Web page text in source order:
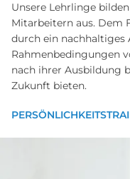
Unsere Lehrlinge
Mitarbeitern aus. Dem
durch ein
Rahmenbedingungen
nach ihrer Ausbildung
Zukunft bieten.